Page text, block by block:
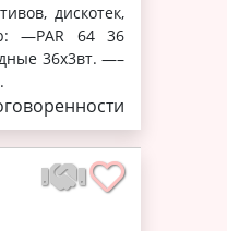
дискотек,
—PAR 64 36
36х3вт. —–